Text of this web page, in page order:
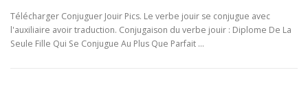
Télécharger Conjuguer Jouir Pics. Le verbe jouir se conjugue avec
l'auxiliaire avoir traduction. Conjugaison du verbe jouir : Diplome De La
Seule Fille Qui Se Conjugue Au Plus Que Parfait …